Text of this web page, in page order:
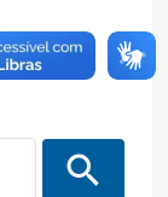
search